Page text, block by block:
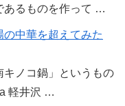
あるものを作って …
中華を超えてみた
ノコ鍋」というもの
軽井沢 …